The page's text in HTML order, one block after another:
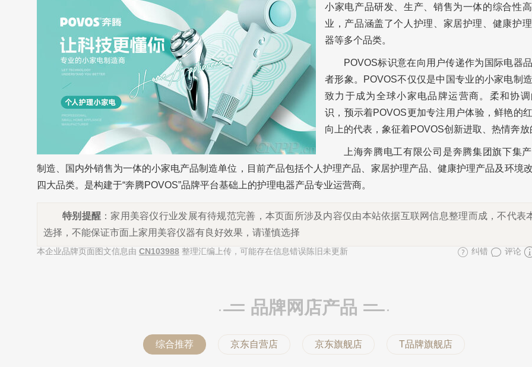
小家电产品研发、生产、销售为一体的综合性
业，产品涵盖了个人护理、家居护理、健康护
器等多个品类。
POVOS标识意在向用户传递作为国际电器
者形象。POVOS不仅仅是中国专业的小家电制
致力于成为全球小家电品牌运营商。柔和协
识，预示着POVOS更加专注用户体验，鲜艳的
向上的代表，象征着POVOS创新进取、热情奔
上海奔腾电工有限公司是奔腾集团旗下集
制造、国内外销售为一体的小家电产品制造单位，目前产品包括个人护理产品、家居护理产品、健康护理产品及环境
四大品类。是构建于“奔腾POVOS”品牌平台基础上的护理电器产品专业运营商。
特别提醒 ：家用美容仪行业发展有待规范完善，本页面所涉及内容仅由本站依据互联网信息整理而成，不代表
选择，不能保证市面上家用美容仪器有良好效果，请谨慎选择
本企业品牌页面图文信息由 CN103988 整理汇编上传，可能存在信息错误陈旧未更新 纠错 评论
品牌网店产品
综合推荐 京东自营店 京东旗舰店 T品牌旗舰店